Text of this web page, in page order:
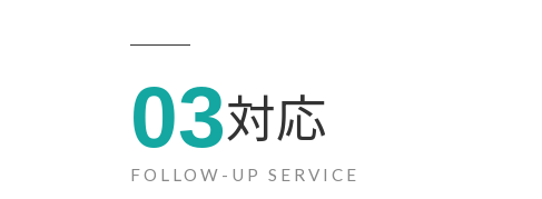
03対応
FOLLOW-UP SERVICE